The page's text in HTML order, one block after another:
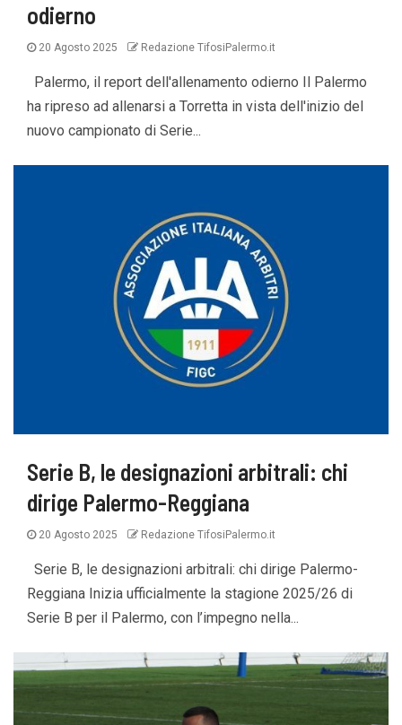
odierno
20 Agosto 2025 Redazione TifosiPalermo.it
Palermo, il report dell'allenamento odierno Il Palermo
ha ripreso ad allenarsi a Torretta in vista dell'inizio del
nuovo campionato di Serie...
Serie B, le designazioni arbitrali: chi
dirige Palermo-Reggiana
20 Agosto 2025 Redazione TifosiPalermo.it
Serie B, le designazioni arbitrali: chi dirige Palermo-
Reggiana Inizia ufficialmente la stagione 2025/26 di
Serie B per il Palermo, con l’impegno nella...